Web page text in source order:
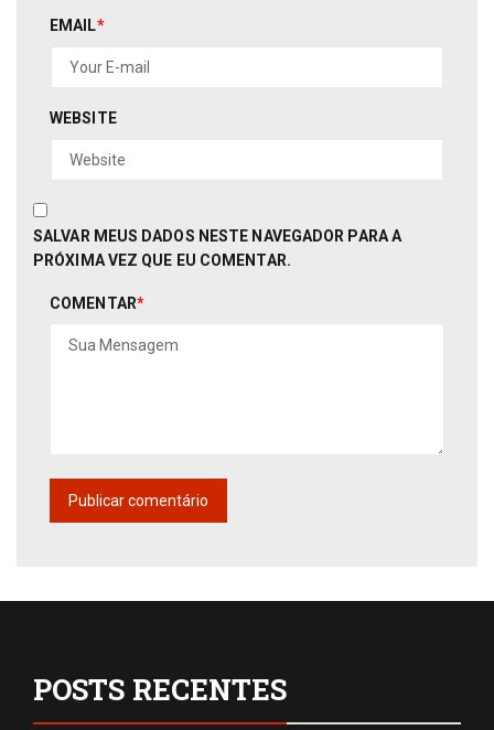
EMAIL*
WEBSITE
SALVAR MEUS DADOS NESTE NAVEGADOR PARA A
PRÓXIMA VEZ QUE EU COMENTAR.
COMENTAR*
POSTS RECENTES